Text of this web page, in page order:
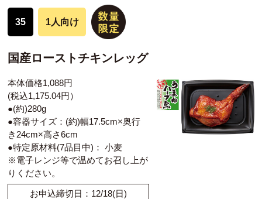
35 1人向け
国産ローストチキンレッグ
本体価格1,088円
(税込1,175.04円）
●(約)280g
●容器サイズ：(約)幅17.5cm×奥行
き24cm×高さ6cm
●特定原材料(7品目中)： 小麦
※電子レンジ等で温めてお召し上が
りください。
お申込締切日：12/18(日)